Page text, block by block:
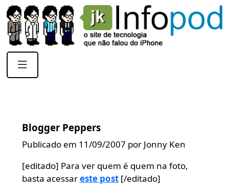
Blogger Peppers
Publicado em 11/09/2007 por Jonny Ken
[editado] Para ver quem é quem na foto,
basta acessareste post[/editado]